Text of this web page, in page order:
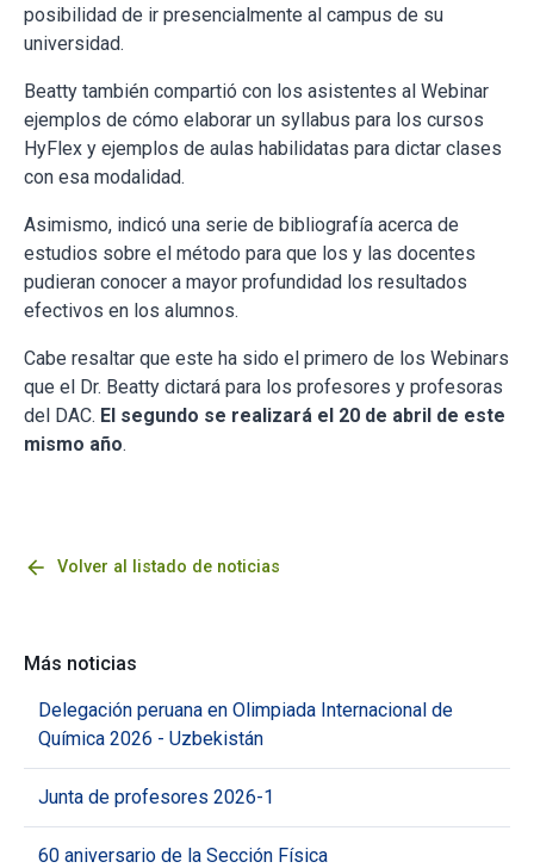
posibilidad de ir presencialmente al campus de su
universidad.
Beatty también compartió con los asistentes al Webinar
ejemplos de cómo elaborar un syllabus para los cursos
HyFlex y ejemplos de aulas habilidatas para dictar clases
con esa modalidad.
Asimismo, indicó una serie de bibliografía acerca de
estudios sobre el método para que los y las docentes
pudieran conocer a mayor profundidad los resultados
efectivos en los alumnos.
Cabe resaltar que este ha sido el primero de los Webinars
que el Dr. Beatty dictará para los profesores y profesoras
del DAC. El segundo se realizará el 20 de abril de este
mismo año.
arrow_back Volver al listado de noticias
Más noticias
Delegación peruana en Olimpiada Internacional de
Química 2026 - Uzbekistán
Junta de profesores 2026-1
60 aniversario de la Sección Física